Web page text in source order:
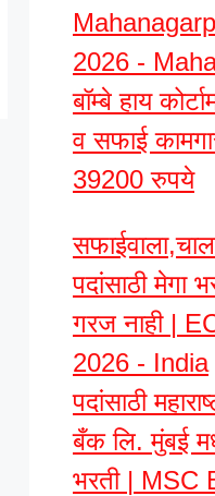
2026 -
बॉम्बे हाय
व सफाई
39200 रुपये
पदांसाठी मेगा
गरज नाही |
2026 - India
पदांसाठी
बँक लि. मुंबई
भरती | MSC